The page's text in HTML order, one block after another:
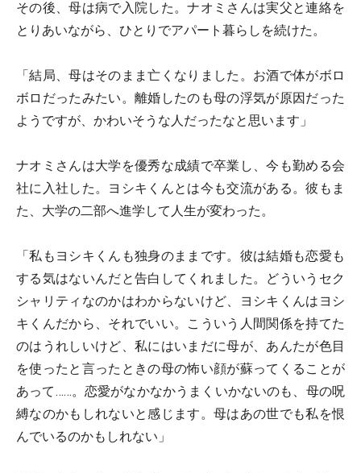
その後、母は病で入院した。ナオミさんは実父と連絡を
とりあいながら、ひとりでアパート暮らしを続けた。
「結局、母はそのまま亡くなりました。お酒で体がボロ
ボロだったみたい。離婚したのも母の浮気が原因だった
ようですが、かわいそうな人だったなと思います」
ナオミさんは大学を優秀な成績で卒業し、今も勤める会
社に入社した。ヨシキくんとは今も交流がある。彼もま
た、大学の二部へ進学して人生が変わった。
「私もヨシキくんも独身のままです。彼は結婚も恋愛も
する気はないんだと告白してくれました。どういうセク
シャリティなのかはわからないけど、ヨシキくんはヨシ
キくんだから、それでいい。こういう人間関係を持てた
のはうれしいけど、私にはいまだに母が、あんたが色目
を使ったと言ったときの母の怖い顔が蘇ってくることが
あって……。恋愛がなかなかうまくいかないのも、母の呪
縛なのかもしれないと感じます。母はあの世でも私を恨
んでいるのかもしれない」